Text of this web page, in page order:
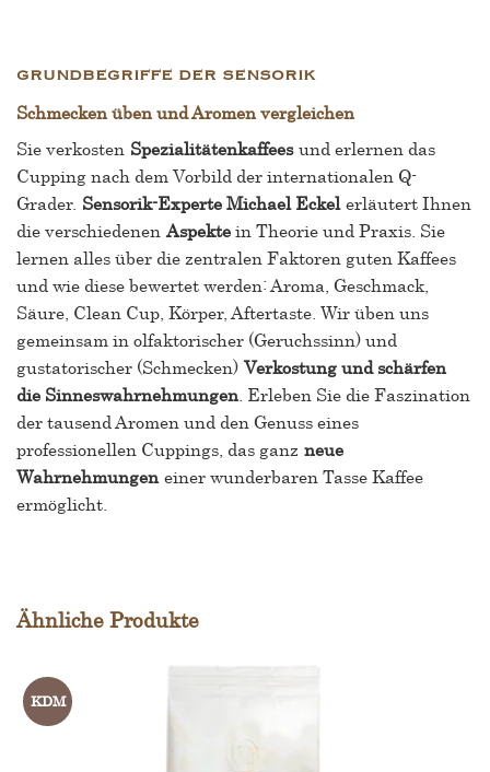
GRUNDBEGRIFFE DER SENSORIK
Schmecken üben und Aromen vergleichen
Sie verkosten Spezialitätenkaffeesund erlernen das
Cupping nach dem Vorbild der internationalen Q-
Grader. Sensorik-Experte Michael Eckelerläutert Ihnen
die verschiedenen Aspekte in Theorie und Praxis. Sie
lernen alles über die zentralen Faktoren guten Kaffees
und wie diese bewertet werden: Aroma, Geschmack,
Säure, Clean Cup, Körper, Aftertaste. Wir üben uns
gemeinsam in olfaktorischer (Geruchssinn) und
gustatorischer (Schmecken) Verkostung und schärfen
die Sinneswahrnehmungen . Erleben Sie die Faszination
der tausend Aromen und den Genuss eines
professionellen Cuppings, das ganz neue
Wahrnehmungen einer wunderbaren Tasse Kaffee
ermöglicht.
Ähnliche Produkte
KDM